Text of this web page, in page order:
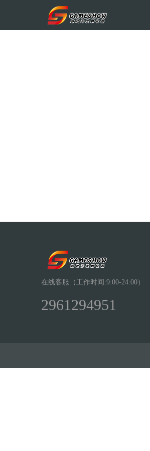
在线客服（工作时间:9:00-24:00）
2961294951